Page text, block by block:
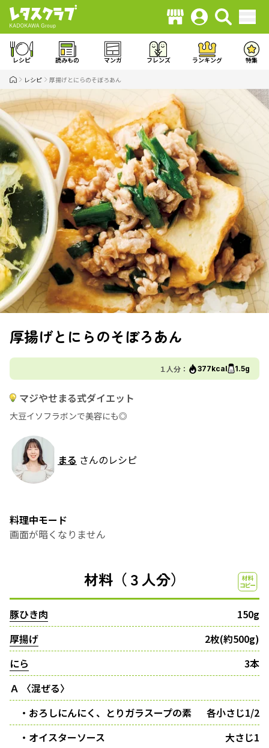
レシピ 読みもの マンガ フレンズ ランキング 特集
レシピ 厚揚げとにらのそぼろあん
厚揚げとにらのそぼろあん
１人分： 377kcal 1.5g
マジやせまる式ダイエット
大豆イソフラボンで美容にも◎
まる さんのレシピ
料理中モード
画面が暗くなりません
材料（３人分）
豚ひき肉
150g
厚揚げ
2枚(約500g)
にら
3本
Ａ 〈混ぜる〉
・おろしにんにく、とりガラスープの素
各小さじ1/2
・オイスターソース
大さじ1